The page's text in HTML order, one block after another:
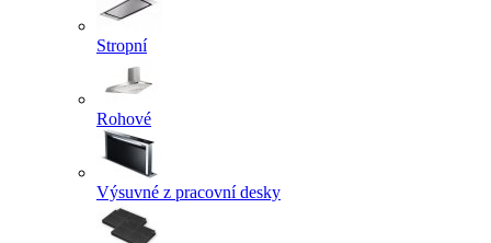
Stropní
Rohové
Výsuvné z pracovní desky